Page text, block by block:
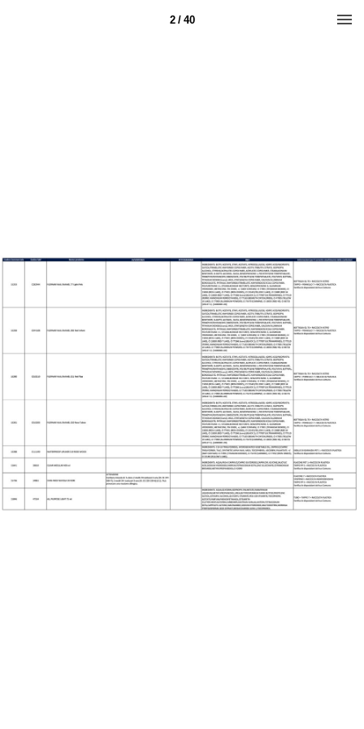
2 / 40